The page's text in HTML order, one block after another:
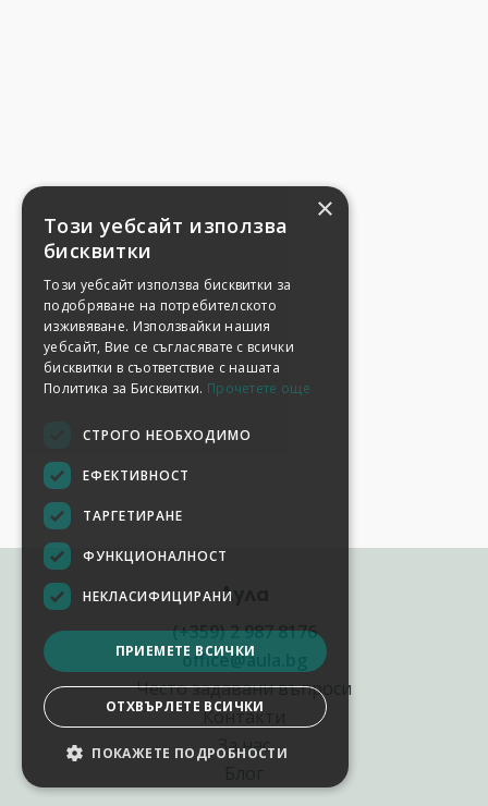
Аула
(+359) 2 987 8176
office@aula.bg
Често задавани въпроси
Контакти
За нас
×
Този уебсайт използва
бисквитки
Този уебсайт използва бисквитки за
подобряване на потребителското
изживяване. Използвайки нашия
уебсайт, Вие се съгласявате с всички
бисквитки в съответствие с нашата
Политика за Бисквитки. Прочетете още
СТРОГО НЕОБХОДИМО
ЕФЕКТИВНОСТ
ТАРГЕТИРАНЕ
ФУНКЦИОНАЛНОСТ
НЕКЛАСИФИЦИРАНИ
ПРИЕМЕТЕ ВСИЧКИ
ОТХВЪРЛЕТЕ ВСИЧКИ
ПОКАЖЕТЕ ПОДРОБНОСТИ